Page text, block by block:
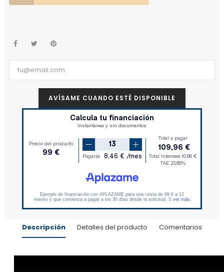
AVÍSAME CUANDO ESTÉ DISPONIBLE
Descripción Detalles del producto Comentarios